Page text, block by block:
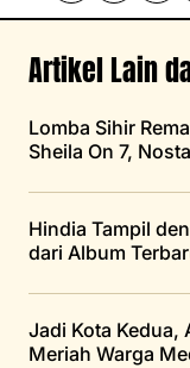
Artikel Lain
Lomba Sihir
Sheila On 7,
Hindia Tampil
dari Album
Jadi Kota Kedua,
Meriah Warga